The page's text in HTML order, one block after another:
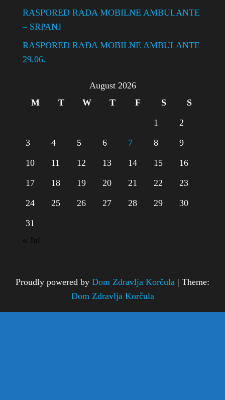
RASPORED RADA MOBILNE AMBULANTE
– SRPANJ
RASPORED RADA MOBILNE AMBULANTE
29.06.
August 2026
M
T W T F S
S
1
2
3
4 5 6 7 8
9
10
11 12 13 14 15
16
17
18 19 20 21 22
23
24
25 26 27 28 29
30
31
« Jul
Proudly powered by Dom Zdravlja Korčula | Theme:
Dom Zdravlja Korčula